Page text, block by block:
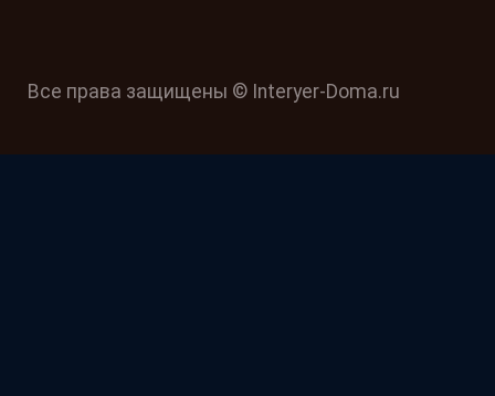
Все права защищены © Interyer-Doma.ru